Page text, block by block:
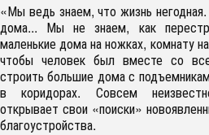
«Мы ведь знаем, что жизнь
дома... Мы не знаем, как
маленькие дома на ножках, комнату
чтобы человек был вместе со
строить большие дома с
в коридорах. Совсем
открывает свои «поиски»
благоустройства.